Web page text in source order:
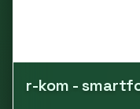
r-kom -